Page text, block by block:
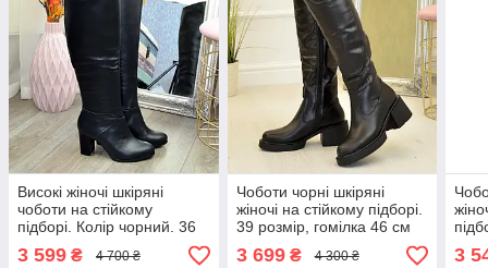
Високі жіночі шкіряні
чоботи на стійкому
підборі. Колір чорний. 36
розмір
3 599 ₴ 4 700 ₴
Чоботи чорні шкіряні
жіночі на стійкому підборі.
39 розмір, гомілка 46 см
3 699₴ 4 300 ₴ 3